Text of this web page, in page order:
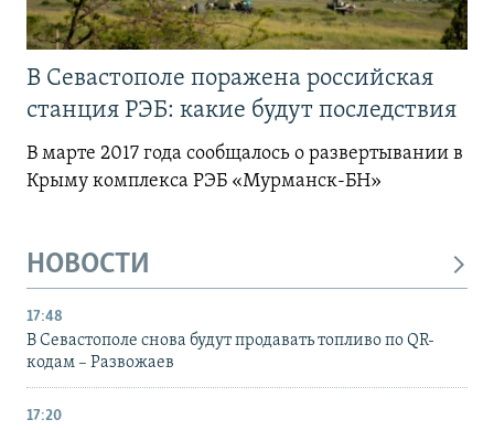
В Севастополе поражена российская
станция РЭБ: какие будут последствия
В марте 2017 года сообщалось о развертывании в
Крыму комплекса РЭБ «Мурманск-БН»
НОВОСТИ
17:48
В Севастополе снова будут продавать топливо по QR-
кодам – Развожаев
17:20